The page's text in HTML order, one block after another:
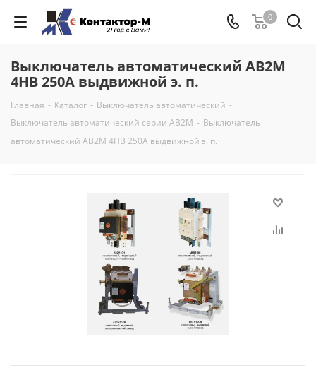
0
Выключатель автоматический АВ2М
4НВ 250А выдвижной э. п.
Главная - Каталог - Выключатель автоматический -
Выключатель автоматический серии АВ2М - Выключатель
автоматический АВ2М 4НВ 250А выдвижной э. п.